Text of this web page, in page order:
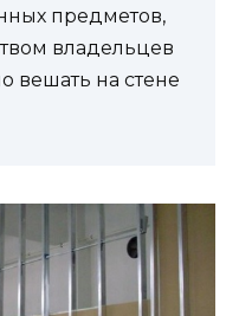
предметов,
владельцев
вешать на стене